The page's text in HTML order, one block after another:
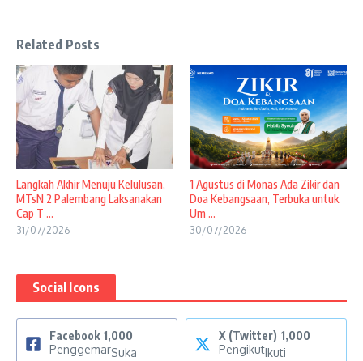
Related Posts
Langkah Akhir Menuju Kelulusan,
MTsN 2 Palembang Laksanakan
Cap T ...
31/07/2026
1 Agustus di Monas Ada Zikir dan
Doa Kebangsaan, Terbuka untuk
Um ...
30/07/2026
Social Icons
Facebook 1,000
PenggemarSuka
X (Twitter) 1,000
PengikutIkuti